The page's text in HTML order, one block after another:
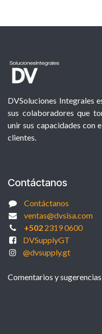
DVSoluciones Integrales
sus colaboradores que
unir sus capacidades con
clientes.
Contáctanos
Contáctanos
ventas@dvsisa.com
+5022319 0600
DVSupplyGT
@dvsupply.gt
Comentarios y